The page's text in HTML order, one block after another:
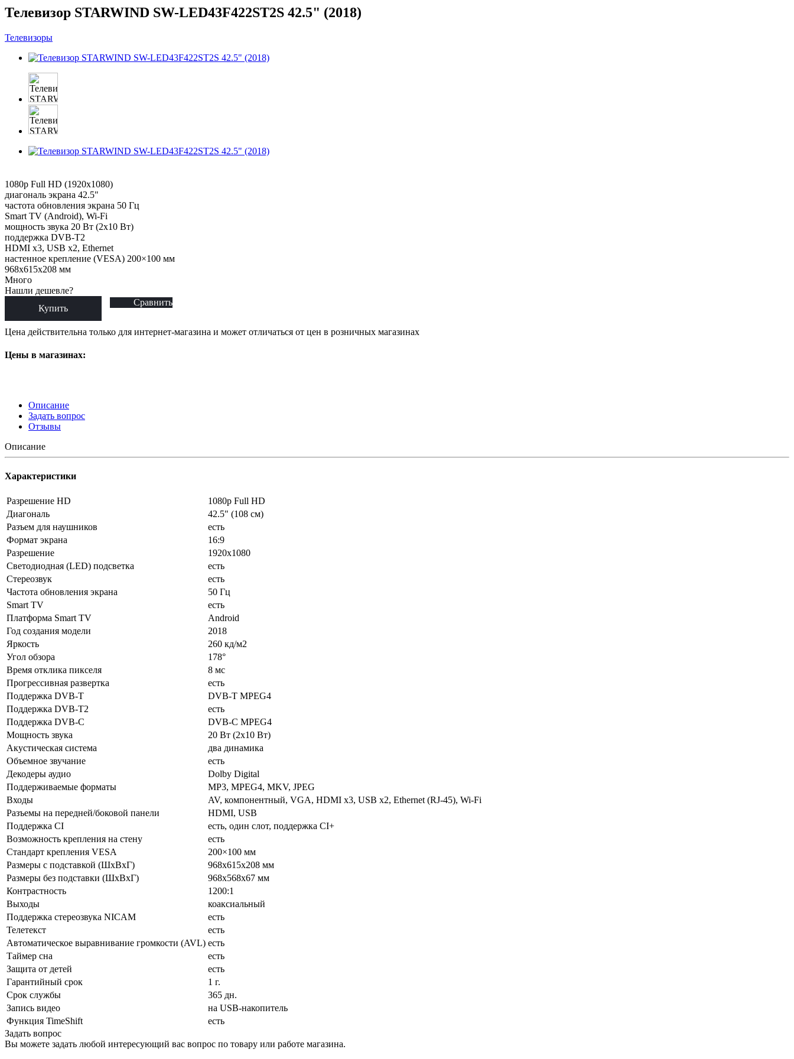
Телевизор STARWIND SW-LED43F422ST2S 42.5" (2018)
Телевизоры
1080p Full HD (1920x1080)
диагональ экрана 42.5"
частота обновления экрана 50 Гц
Smart TV (Android), Wi-Fi
мощность звука 20 Вт (2х10 Вт)
поддержка DVB-T2
HDMI x3, USB x2, Ethernet
настенное крепление (VESA) 200×100 мм
968x615x208 мм
Много
Нашли дешевле?
Купить
Сравнить
Цена действительна только для интернет-магазина и может отличаться от цен в розничных магазинах
Цены в магазинах:
Описание
Задать вопрос
Отзывы
Описание
Характеристики
Разрешение HD
1080p Full HD
Диагональ
42.5" (108 см)
Разъем для наушников
есть
Формат экрана
16:9
Разрешение
1920x1080
Светодиодная (LED) подсветка
есть
Стереозвук
есть
Частота обновления экрана
50 Гц
Smart TV
есть
Платформа Smart TV
Android
Год создания модели
2018
Яркость
260 кд/м2
Угол обзора
178°
Время отклика пикселя
8 мс
Прогрессивная развертка
есть
Поддержка DVB-T
DVB-T MPEG4
Поддержка DVB-T2
есть
Поддержка DVB-C
DVB-C MPEG4
Мощность звука
20 Вт (2х10 Вт)
Акустическая система
два динамика
Объемное звучание
есть
Декодеры аудио
Dolby Digital
Поддерживаемые форматы
MP3, MPEG4, MKV, JPEG
Входы
AV, компонентный, VGA, HDMI x3, USB x2, Ethernet (RJ-45), Wi-Fi
Разъемы на передней/боковой панели
HDMI, USB
Поддержка CI
есть, один слот, поддержка CI+
Возможность крепления на стену
есть
Стандарт крепления VESA
200×100 мм
Размеры с подставкой (ШxВxГ)
968x615x208 мм
Размеры без подставки (ШxВxГ)
968x568x67 мм
Контрастность
1200:1
Выходы
коаксиальный
Поддержка стереозвука NICAM
есть
Телетекст
есть
Автоматическое выравнивание громкости (AVL) есть
Таймер сна
есть
Защита от детей
есть
Гарантийный срок
1 г.
Срок службы
365 дн.
Запись видео
на USB-накопитель
Функция TimeShift
есть
Задать вопрос
Вы можете задать любой интересующий вас вопрос по товару или работе магазина.